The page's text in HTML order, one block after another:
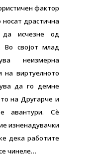
фактор
драстична
да исчезне од
својот млад
неизмерна
на виртуелното
да го демне
на Другарче и
авантури. Сè
изненадувачки
дека работите
чинеле…